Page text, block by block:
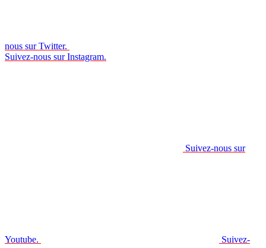
nous sur Twitter.
Suivez-nous sur Instagram.
Suivez-nous sur
Youtube. Suivez-